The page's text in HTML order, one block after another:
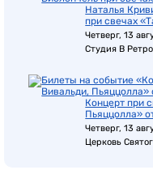
Наталья
при свечах
Четверг, 13
Студия В Ретро
Концерт при
Пьяццолла»
Четверг, 13
Церковь